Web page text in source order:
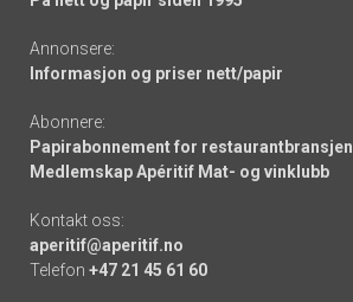
Annonsere:
Informasjon og priser nett/papir
Abonnere:
Papirabonnement for restaurantbransjen
Medlemskap Apéritif Mat- og vinklubb
Kontakt oss:
aperitif@aperitif.no
Telefon +47 21 45 61 60